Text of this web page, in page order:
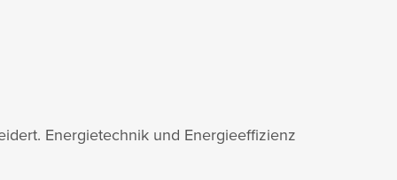
Energietechnik und Energieeffizienz